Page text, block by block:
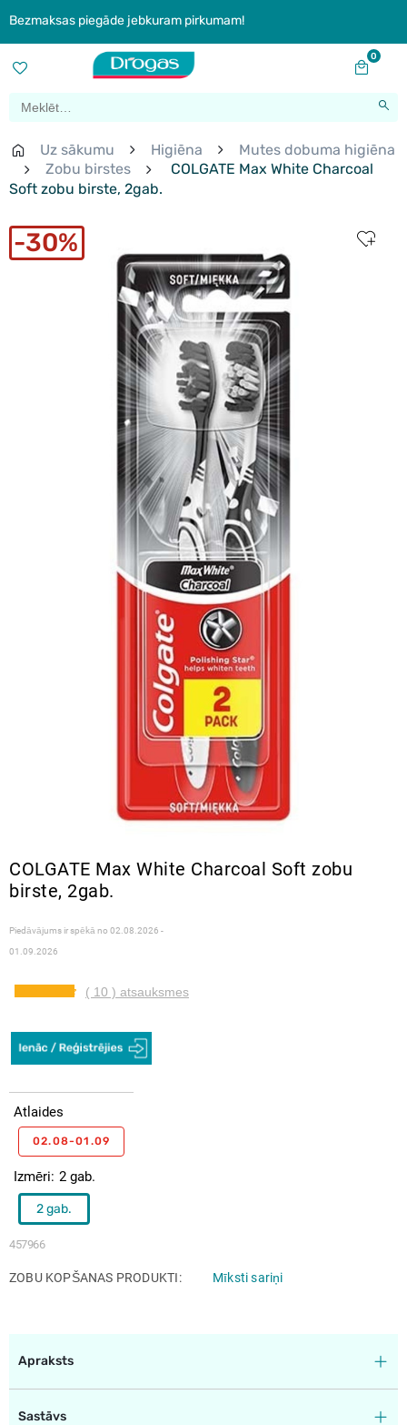
Bezmaksas piegāde jebkuram pirkumam!
0
Uz sākumu Higiēna
Mutes dobuma higiēna
Zobu birstes
COLGATE Max White Charcoal
Soft zobu birste, 2gab.
30%
COLGATE Max White Charcoal Soft zobu
birste, 2gab.
Piedāvājums ir spēkā no 02.08.2026 -
01.09.2026
( 10 ) atsauksmes
457966
Izmēri 2 gab.
2 gab.
Atlaides
02.08-01.09
ZOBU KOPŠANAS PRODUKTI Mīksti sariņi
Apraksts
Sastāvs